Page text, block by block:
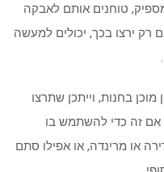
טוחנים אותם לאבקה
ירצו בכך, יכולים למעשה
בחנות, וייתכן שתרצו
אם זה כדי להשתמש בו
או מרינדה, או אפילו סתם